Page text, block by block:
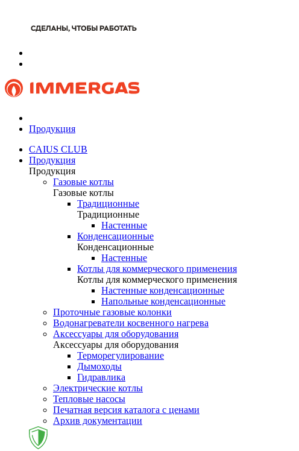
Продукция
CAIUS CLUB
Продукция
Продукция
Газовые котлы
Газовые котлы
Традиционные
Традиционные
Настенные
Конденсационные
Конденсационные
Настенные
Котлы для коммерческого применения
Котлы для коммерческого применения
Настенные конденсационные
Напольные конденсационные
Проточные газовые колонки
Водонагреватели косвенного нагрева
Аксессуары для оборудования
Аксессуары для оборудования
Терморегулирование
Дымоходы
Гидравлика
Электрические котлы
Тепловые насосы
Печатная версия каталога с ценами
Архив документации